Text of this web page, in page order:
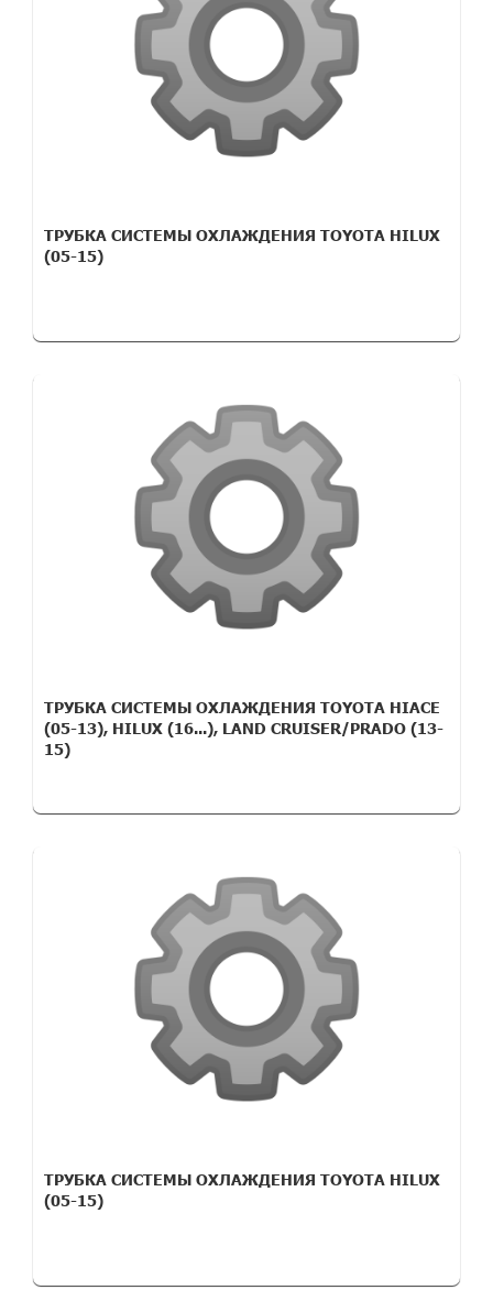
ТРУБКА СИСТЕМЫ ОХЛАЖДЕНИЯ TOYOTA HILUX
(05-15)
ТРУБКА СИСТЕМЫ ОХЛАЖДЕНИЯ TOYOTA HIACE
(05-13), HILUX (16...), LAND CRUISER/PRADO (13-
15)
ТРУБКА СИСТЕМЫ ОХЛАЖДЕНИЯ TOYOTA HILUX
(05-15)